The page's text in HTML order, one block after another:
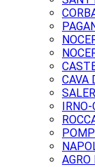
CAVA
IRNO-
AGRO